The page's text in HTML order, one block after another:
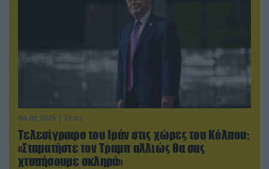
06.08.2026 | 21:02
Τελεσίγραφο του Ιράν στις χώρες του Κόλπου:
«Σταματήστε τον Τραμπ αλλιώς θα σας
χτυπήσουμε σκληρά»